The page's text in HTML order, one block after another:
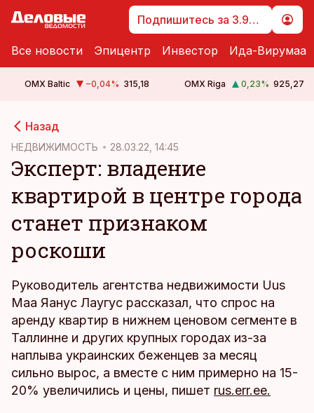
Подпишитесь за 3.99 €
Все новости Эпицентр Инвестор Ида-Вирумаа
OMX Baltic −0,04% 315,18 OMX Riga 0,23% 925,27
Назад
НЕДВИЖИМОСТЬ 28.03.22, 14:45
Эксперт: владение
квартирой в центре города
станет признаком
роскоши
Руководитель агентства недвижимости Uus
Maa Яанус Лаугус рассказал, что спрос на
аренду квартир в нижнем ценовом сегменте в
Таллинне и других крупных городах из-за
наплыва украинских беженцев за месяц
сильно вырос, а вместе с ним примерно на 15-
20% увеличились и цены, пишет rus.err.ee.